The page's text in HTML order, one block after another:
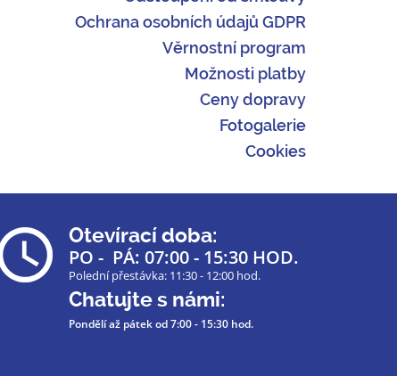
Ochrana osobních údajů GDPR
Věrnostní program
Možnosti platby
Ceny dopravy
Fotogalerie
Cookies
Otevírací doba:
PO - PÁ: 07:00 - 15:30 HOD.
Polední přestávka: 11:30 - 12:00 hod.
Chatujte s námi:
Pondělí až pátekod 7:00 - 15:30 hod.